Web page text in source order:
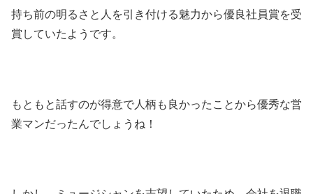
持ち前の明るさと人を引き付ける魅力から優良社員賞を受
賞していたようです。
もともと話すのが得意で人柄も良かったことから優秀な営
業マンだったんでしょうね！